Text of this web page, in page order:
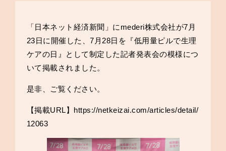
「日本ネット経済新聞」にmederi株式会社が7月
23日に開催した、7月28日を『低用量ピルで生理
ケアの日』として制定した記者発表会の模様につ
いて掲載されました。
是非、ご覧ください。
【掲載URL】 https://netkeizai.com/articles/detail/
12063